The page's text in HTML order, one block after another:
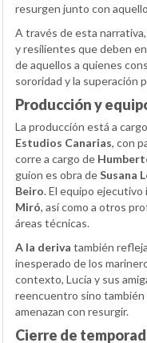
resurgen junto con
A través de esta narrativa,
y resilientes que deben
de aquellos a quienes
sororidad y la superación
Producción y
La producción está a
Estudios Canarias, con
corre a cargo de
guion es obra deSusana
Beiro. El equipo ejecutivo
Miró, así como a otros
áreas técnicas.
A la deriva también
inesperado de los
contexto, Lucía y sus
reencuentro sino
amenazan con resurgir.
Cierre de